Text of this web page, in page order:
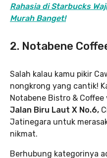
Rahasia di Starbucks
Murah Banget!
2. Notabene
Salah kalau kamu pikir
nongkrong yang cantik!
Notabene Bistro &
Jalan Biru Laut X No.6,
Jatinegara untuk
nikmat.
Berhubung kategorinya